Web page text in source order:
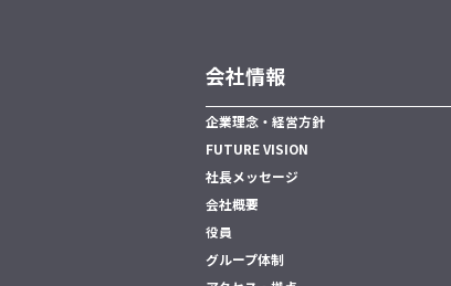
会社情報
企業理念・経営方針
FUTURE VISION
社長メッセージ
会社概要
役員
グループ体制